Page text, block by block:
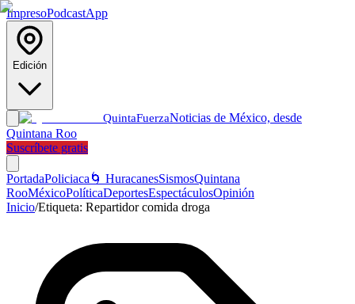
ImpresoPodcastApp
Edición
QuintaFuerzaNoticias de México, desde
Quintana Roo
Suscríbete gratis
PortadaPoliciaca 🌀 HuracanesSismosQuintana
RooMéxicoPolíticaDeportesEspectáculosOpinión
Inicio/Etiqueta: Repartidor comida droga